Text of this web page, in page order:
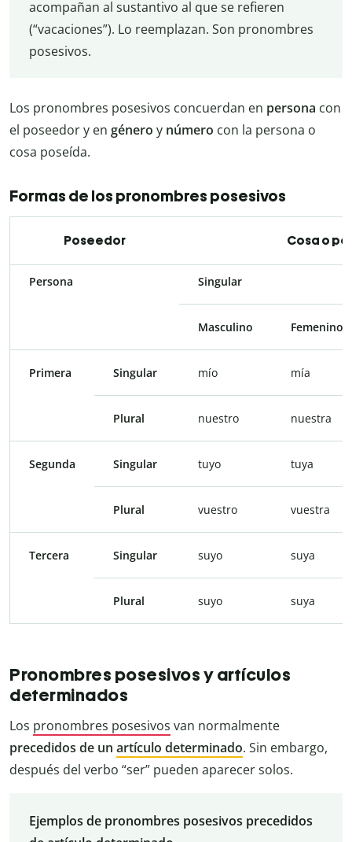
acompañan al sustantivo al que se refieren
(“vacaciones”). Lo reemplazan. Son pronombres
posesivos.
Los pronombres posesivos concuerdan en persona con
el poseedor y en género y número con la persona o
cosa poseída.
Formas de los pronombres posesivos
Poseedor Cosa o
Persona Singular
Masculino Femenino
Primera Singular mío mía
Plural nuestro nuestra
Segunda Singular tuyo tuya
Plural vuestro vuestra
Tercera Singular suyo suya
Plural suyo suya
Pronombres posesivos y artículos
determinados
Los pronombres posesivos van normalmente
precedidos de un artículo determinado. Sin embargo,
después del verbo “ser” pueden aparecer solos.
Ejemplos de pronombres posesivos precedidos